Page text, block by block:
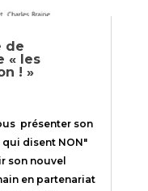
de
« les
! »
présenter son
disent NON"
son nouvel
en partenariat